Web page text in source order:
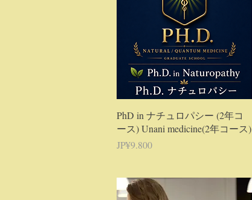
Tampilan Cepat
PhD in ナチュロパシー (2年コ
ース) Unani medicine(2年コース)
Harga
JP¥9.800